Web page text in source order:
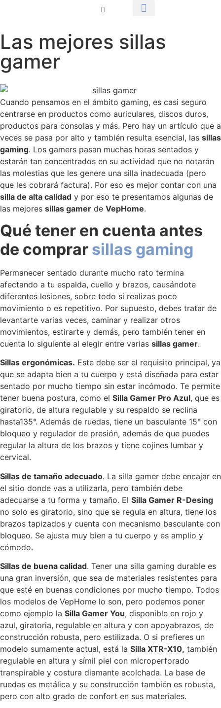
Las mejores sillas
gamer
Cuando pensamos en el ámbito gaming, es casi seguro
centrarse en productos como auriculares, discos duros,
productos para consolas y más. Pero hay un artículo que a
veces se pasa por alto y también resulta esencial, las sillas
gaming. Los gamers pasan muchas horas sentados y
estarán tan concentrados en su actividad que no notarán
las molestias que les genere una silla inadecuada (pero
que les cobrará factura). Por eso es mejor contar con una
silla de alta calidad y por eso te presentamos algunas de
las mejores sillas gamer de VepHome.
Qué tener en cuenta antes
de comprar sillas gaming
Permanecer sentado durante mucho rato termina
afectando a tu espalda, cuello y brazos, causándote
diferentes lesiones, sobre todo si realizas poco
movimiento o es repetitivo. Por supuesto, debes tratar de
levantarte varias veces, caminar y realizar otros
movimientos, estirarte y demás, pero también tener en
cuenta lo siguiente al elegir entre varias sillas gamer.
Sillas ergonómicas. Este debe ser el requisito principal, ya
que se adapta bien a tu cuerpo y está diseñada para estar
sentado por mucho tiempo sin estar incómodo. Te permite
tener buena postura, como el Silla Gamer Pro Azul, que es
giratorio, de altura regulable y su respaldo se reclina
hasta135°. Además de ruedas, tiene un basculante 15° con
bloqueo y regulador de presión, además de que puedes
regular la altura de los brazos y tiene cojines lumbar y
cervical.
Sillas de tamaño adecuado. La silla gamer debe encajar en
el sitio donde vas a utilizarla, pero también debe
adecuarse a tu forma y tamaño. El Silla Gamer R-Desing
no solo es giratorio, sino que se regula en altura, tiene los
brazos tapizados y cuenta con mecanismo basculante con
bloqueo. Se ajusta muy bien a tu cuerpo y es amplio y
cómodo.
Sillas de buena calidad. Tener una silla gaming durable es
una gran inversión, que sea de materiales resistentes para
que esté en buenas condiciones por mucho tiempo. Todos
los modelos de VepHome lo son, pero podemos poner
como ejemplo la Silla Gamer You, disponible en rojo y
azul, giratoria, regulable en altura y con apoyabrazos, de
construcción robusta, pero estilizada. O si prefieres un
modelo sumamente actual, está la Silla XTR-X10, también
regulable en altura y símil piel con microperforado
transpirable y costura diamante acolchada. La base de
ruedas es metálica y su construcción también es robusta,
pero con alto grado de confort en sus materiales.